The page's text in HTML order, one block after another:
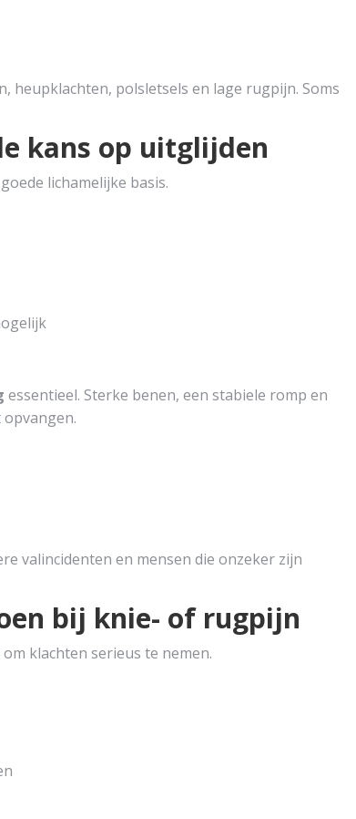
heupklachten, polsletsels en lage rugpijn. Soms
kans op uitglijden
lichamelijke basis.
essentieel. Sterke benen, een stabiele romp en
valincidenten en mensen die onzeker zijn
bij knie- of rugpijn
klachten serieus te nemen.